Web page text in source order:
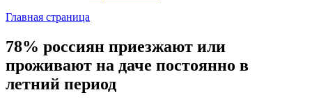
Главная страница
78% россиян приезжают или
проживают на даче постоянно в
летний период